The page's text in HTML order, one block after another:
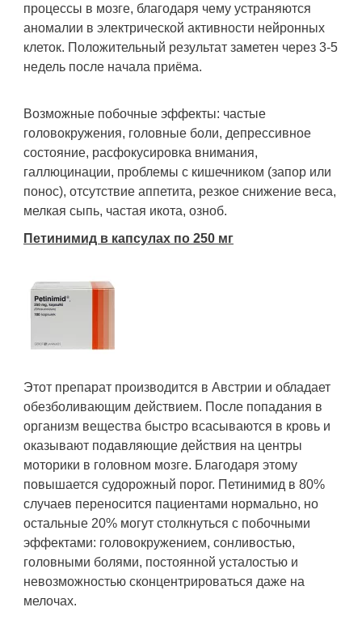
процессы в мозге, благодаря чему устраняются
аномалии в электрической активности нейронных
клеток. Положительный результат заметен через 3-5
недель после начала приёма.
Возможные побочные эффекты: частые
головокружения, головные боли, депрессивное
состояние, расфокусировка внимания,
галлюцинации, проблемы с кишечником (запор или
понос), отсутствие аппетита, резкое снижение веса,
мелкая сыпь, частая икота, озноб.
Петинимид в капсулах по 250 мг
Этот препарат производится в Австрии и обладает
обезболивающим действием. После попадания в
организм вещества быстро всасываются в кровь и
оказывают подавляющие действия на центры
моторики в головном мозге. Благодаря этому
повышается судорожный порог. Петинимид в 80%
случаев переносится пациентами нормально, но
остальные 20% могут столкнуться с побочными
эффектами: головокружением, сонливостью,
головными болями, постоянной усталостью и
невозможностью сконцентрироваться даже на
мелочах.